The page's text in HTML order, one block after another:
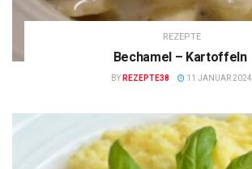
REZEPTE
Bechamel – Kartoffeln
BY REZEPTE38 11 JANUAR 2024